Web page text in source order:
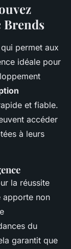
Brends
qui permet aux
idéale pour
et fiable.
accéder
à leurs
la réussite
apporte non
du
garantit que